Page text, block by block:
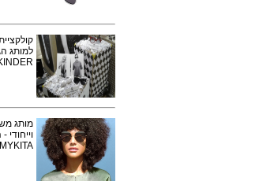
למותג
מותג
וייחודי
MYKITA